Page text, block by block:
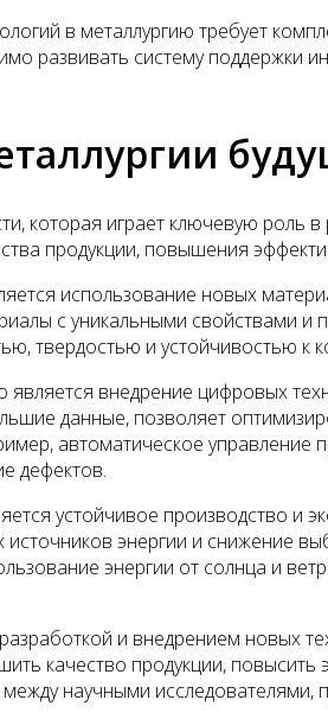
в металлургию требует
развивать систему поддержки
которая играет ключевую роль
продукции, повышения
использование новых
с уникальными
твердостью и устойчивостью к
является внедрение цифровых
данные, позволяет
автоматическое
дефектов.
устойчивое производство и
энергии и снижение
энергии от солнца и
и внедрением
качество продукции,
между научными